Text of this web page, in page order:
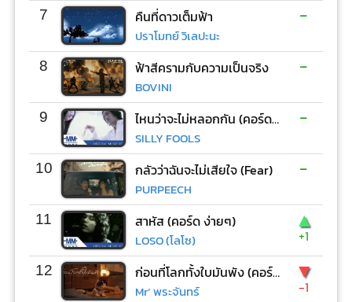
7 คืนที่ดาวเต็มฟ้า
ปราโมทย์ วิเลปะนะ
-
8 ฟ้าสีครามกับความเป็นจริง
BOVINI
-
9 ไหนว่าจะไม่หลอกกัน (คอร์ด ง่ายๆ)
SILLY FOOLS
-
10 กลัวว่าฉันจะไม่เสียใจ (Fear)
PURPEECH
-
11 สาหัส (คอร์ด ง่ายๆ)
LOSO (โลโซ)
▲
+1
12 ก่อนที่โลกทั้งใบมันพัง (คอร์ด ง่ายๆ)
Mr’ พระจันทร์
▼
-1